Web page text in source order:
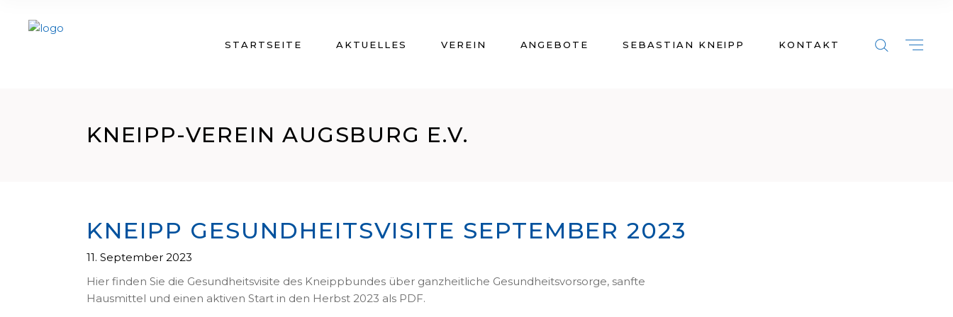
STARTSEITE AKTUELLES VEREIN ANGEBOTE SEBASTIAN KNEIPP KONTAKT
KNEIPP-VEREIN AUGSBURG E.V.
KNEIPP GESUNDHEITSVISITE SEPTEMBER 2023
11. September 2023
Hier finden Sie die Gesundheitsvisite des Kneippbundes über ganzheitliche Gesundheitsvorsorge, sanfte
Hausmittel und einen aktiven Start in den Herbst 2023 als PDF.